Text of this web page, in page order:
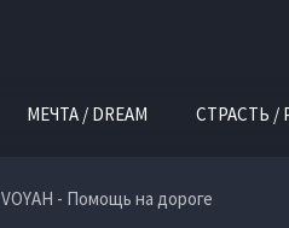
МЕЧТА / DREAM СТРАСТЬ /
VOYAH - Помощь на дороге